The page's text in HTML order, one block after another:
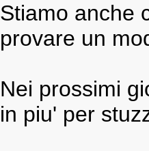
Stiamo anche
provare un
Nei prossimi
in piu' per